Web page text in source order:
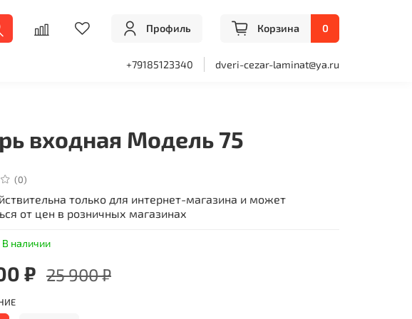
Профиль Корзина 0
+79185123340 dveri-cezar-laminat@ya.ru
(0)
В наличии
входная Модель 75
₽ 25 900 ₽
только для интернет-магазина и может
от цен в розничных магазинах